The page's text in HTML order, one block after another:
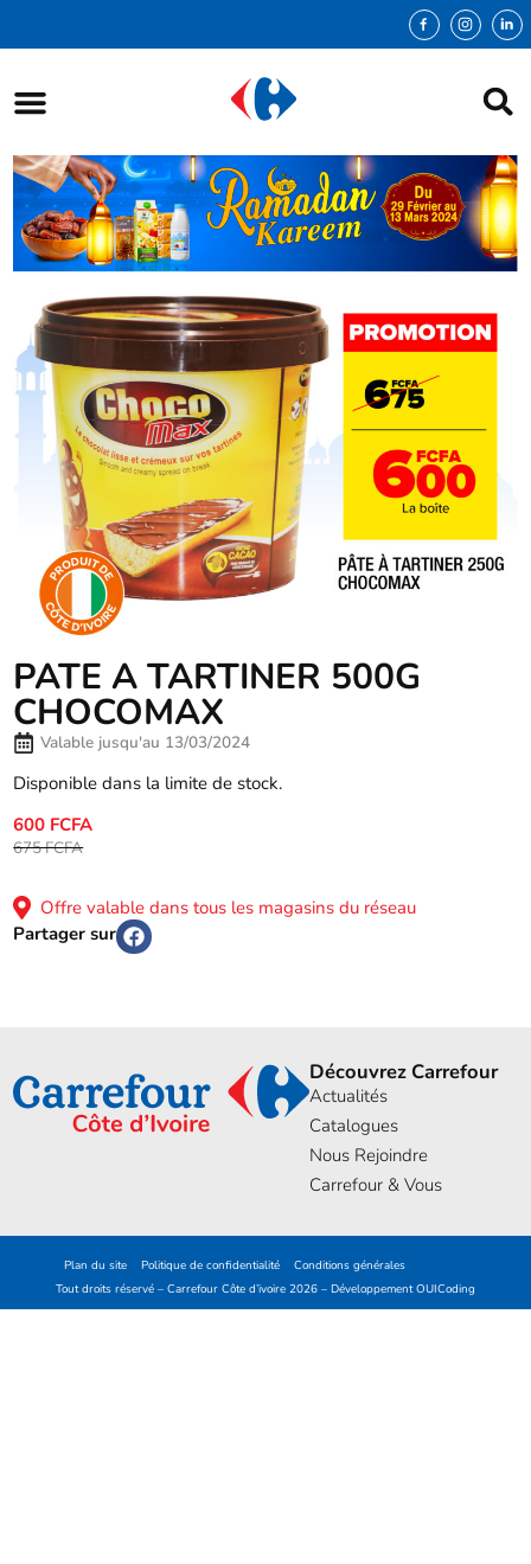
PATE A TARTINER 500G
CHOCOMAX
Valable jusqu'au 13/03/2024
Disponible dans la limite de stock.
600 FCFA
675 FCFA
Offre valable dans tous les magasins du réseau
Partager sur
Découvrez Carrefour
Actualités
Catalogues
Nous Rejoindre
Carrefour & Vous
Plan du site Politique de confidentialité
Conditions générales
Tout droits réservé – Carrefour Côte d’ivoire 2026 – DéveloppementOUICoding